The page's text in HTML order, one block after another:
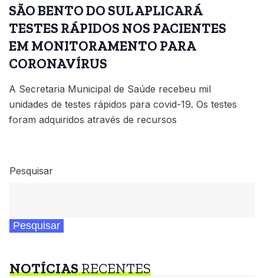
SÃO BENTO DO SUL APLICARÁ
TESTES RÁPIDOS NOS PACIENTES
EM MONITORAMENTO PARA
CORONAVÍRUS
A Secretaria Municipal de Saúde recebeu mil
unidades de testes rápidos para covid-19. Os testes
foram adquiridos através de recursos
Pesquisar
Pesquisar
NOTÍCIASRECENTES